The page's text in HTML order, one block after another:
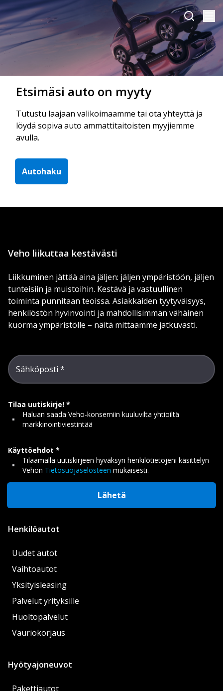
Etsimäsi auto on myyty
Tutustu laajaan valikoimaamme tai ota yhteyttä ja
löydä sopiva auto ammattitaitoisten myyjiemme
avulla.
Autohaku
Veho liikuttaa kestävästi
Liikkuminen jättää aina jäljen: jäljen ympäristöön, jäljen
tunteisiin ja muistoihin. Kestävä ja vastuullinen
toiminta punnitaan teoissa. Asiakkaiden tyytyväisyys,
henkilöstön hyvinvointi ja mahdollisimman vähäinen
kuorma ympäristölle – näitä mittaamme jatkuvasti.
Sähköposti
Tilaa uutiskirje!
Haluan saada Veho-konserniin kuuluvilta yhtiöiltä
markkinointiviestintää
Käyttöehdot
Tilaamalla uutiskirjeen hyväksyn henkilötietojeni käsittelyn
Vehon Tietosuojaselosteen mukaisesti.
Lähetä
Henkilöautot
Uudet autot
Vaihtoautot
Yksityisleasing
Palvelut yrityksille
Huoltopalvelut
Vauriokorjaus
Hyötyajoneuvot
Pakettiautot